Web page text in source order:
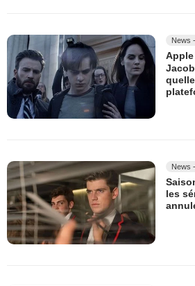
News
Apple
News
les